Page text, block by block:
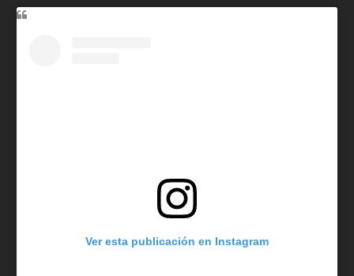
Ver esta publicación en Instagram